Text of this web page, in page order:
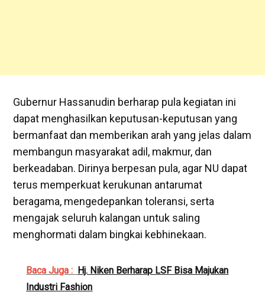
Gubernur Hassanudin berharap pula kegiatan ini
dapat menghasilkan keputusan-keputusan yang
bermanfaat dan memberikan arah yang jelas dalam
membangun masyarakat adil, makmur, dan
berkeadaban. Dirinya berpesan pula, agar NU dapat
terus memperkuat kerukunan antarumat
beragama, mengedepankan toleransi, serta
mengajak seluruh kalangan untuk saling
menghormati dalam bingkai kebhinekaan.
Baca Juga : Hj. Niken Berharap LSF Bisa Majukan
Industri Fashion